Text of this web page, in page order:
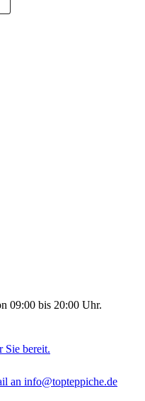
09:00 bis 20:00 Uhr.
Sie bereit.
an info@topteppiche.de